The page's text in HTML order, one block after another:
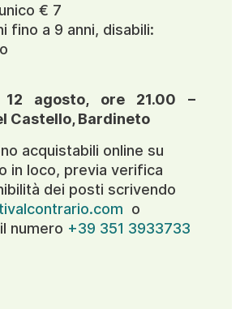
€ 7
fino a 9 anni, disabili:
12 agosto, ore 21.00 –
Castello, Bardineto
acquistabili online su
o in loco, previa verifica
dei posti scrivendo
o
numero +39 351 3933733